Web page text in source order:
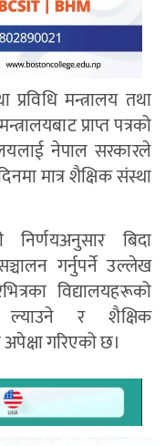
प्रविधि मन्त्रालय तथा
प्राप्त पत्रको
नेपाल सरकारले
मात्र शैक्षिक संस्था
निर्णयअनुसार बिदा
गर्नुपर्ने उल्लेख
विद्यालयहरूको
ल्याउने र शैक्षिक
गरिएको छ।